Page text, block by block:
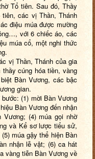
Tổ tiên. Sau đó, Thầy
các vị Thần, Thánh
điệu múa được mường
với 6 chiếc áo, các
múa cổ, một nghi thức
vị Thần, Thánh của gia
cúng hóa tiền, vàng
Bàn Vương, các bậc
gian.
(1) mời Bàn Vương
Bàn Vương đến nhận
(4) múa gọi nhờ
và Kể sơ lược tiểu sử,
múa gậy thể hiện Bàn
nhận lễ vật; (6) ca hát
vàng tiễn Bàn Vương về